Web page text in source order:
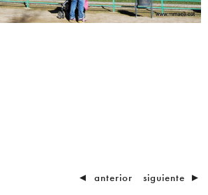
◄ anterior siguiente ►